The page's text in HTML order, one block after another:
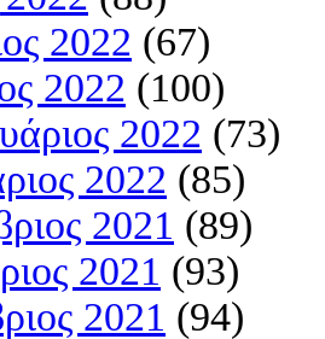
2022 (67)
2022 (100)
2022 (73)
2022 (85)
2021 (89)
2021 (93)
2021 (94)